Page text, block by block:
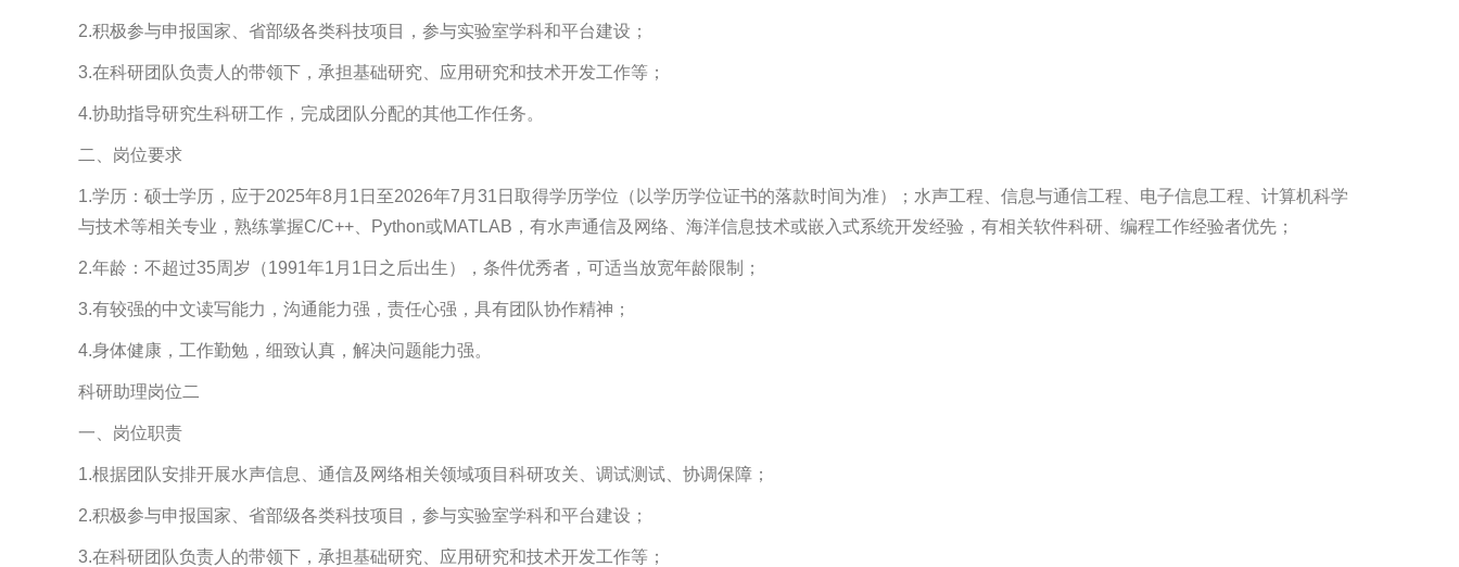
2.积极参与申报国家、省部级各类科技项目，参与实验室学科和平台建设；
3.在科研团队负责人的带领下，承担基础研究、应用研究和技术开发工作等；
4.协助指导研究生科研工作，完成团队分配的其他工作任务。
二、岗位要求
1.学历：硕士学历，应于2025年8月1日至2026年7月31日取得学历学位（以学历学位证书的落款时间为准）；水声工程、信息与通信工程、电子信息工程、计算机科学
与技术等相关专业，熟练掌握C/C++、Python或MATLAB，有水声通信及网络、海洋信息技术或嵌入式系统开发经验，有相关软件科研、编程工作经验者优先；
2.年龄：不超过35周岁（1991年1月1日之后出生），条件优秀者，可适当放宽年龄限制；
3.有较强的中文读写能力，沟通能力强，责任心强，具有团队协作精神；
4.身体健康，工作勤勉，细致认真，解决问题能力强。
科研助理岗位二
一、岗位职责
1.根据团队安排开展水声信息、通信及网络相关领域项目科研攻关、调试测试、协调保障；
2.积极参与申报国家、省部级各类科技项目，参与实验室学科和平台建设；
3.在科研团队负责人的带领下，承担基础研究、应用研究和技术开发工作等；